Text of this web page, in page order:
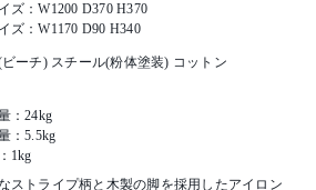
ズ：W1200 D370 H370
ズ：W1170 D90 H340
ーチ) スチール(粉体塗装) コットン
：24kg
：5.5kg
1kg
ストライプ柄と木製の脚を採用したアイロン